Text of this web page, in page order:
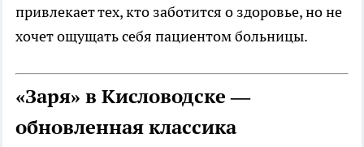
привлекает тех, кто заботится о здоровье, но не
хочет ощущать себя пациентом больницы.
«Заря» в Кисловодске —
обновленная классика